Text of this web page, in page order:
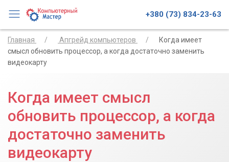
+380 (73) 834-23-63
Главная Апгрейд компьютеров
Когда имеет
смысл обновить процессор, а когда достаточно заменить
видеокарту
Когда имеет смысл
обновить процессор, а когда
достаточно заменить
видеокарту